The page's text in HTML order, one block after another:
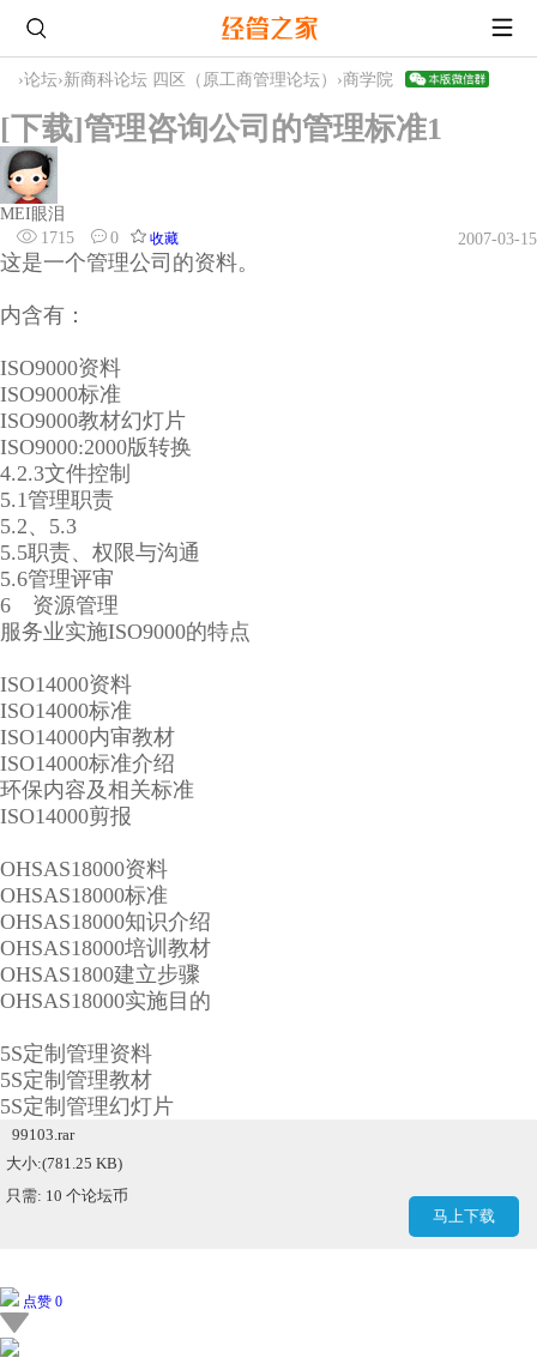
›论坛›新商科论坛 四区（原工商管理论坛） ›商学院
[下载]管理咨询公司的管理标准1
MEI眼泪
1715
0 收藏 2007-03-15
这是一个管理公司的资料。
内含有：
ISO9000资料
ISO9000标准
ISO9000教材幻灯片
ISO9000:2000版转换
4.2.3文件控制
5.1管理职责
5.2、5.3
5.5职责、权限与沟通
5.6管理评审
6 资源管理
服务业实施ISO9000的特点
ISO14000资料
ISO14000标准
ISO14000内审教材
ISO14000标准介绍
环保内容及相关标准
ISO14000剪报
OHSAS18000资料
OHSAS18000标准
OHSAS18000知识介绍
OHSAS18000培训教材
OHSAS1800建立步骤
OHSAS18000实施目的
5S定制管理资料
5S定制管理教材
5S定制管理幻灯片
99103.rar
大小:(781.25 KB)
只需: 10 个论坛币
马上下载
点赞 0